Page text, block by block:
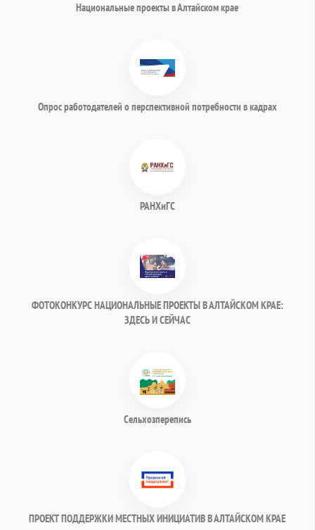
Национальные проекты в Алтайском крае
Опрос работодателей о перспективной потребности в кадрах
РАНХиГС
ФОТОКОНКУРС НАЦИОНАЛЬНЫЕ ПРОЕКТЫ В АЛТАЙСКОМ КРАЕ:
ЗДЕСЬ И СЕЙЧАС
Сельхозперепись
ПРОЕКТ ПОДДЕРЖКИ МЕСТНЫХ ИНИЦИАТИВ В АЛТАЙСКОМ КРАЕ